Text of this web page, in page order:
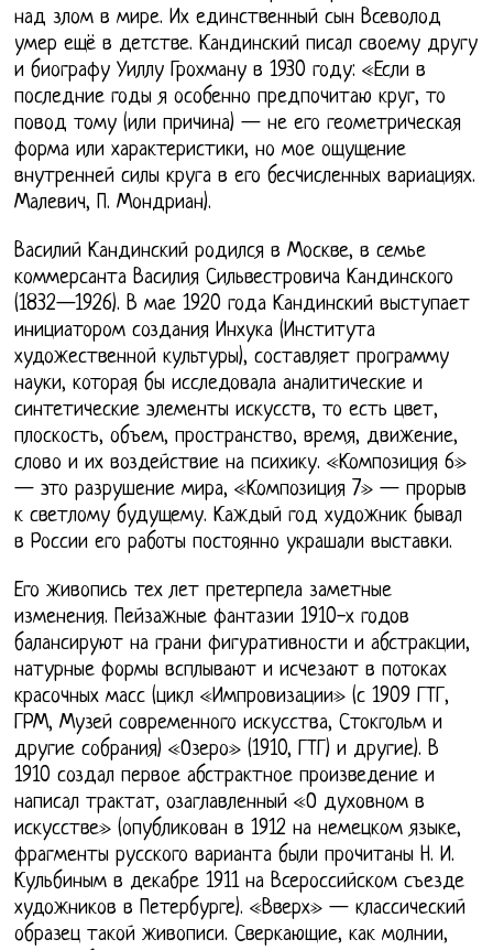
над злом в мире. Их единственный сын Всеволод
умер ещё в детстве. Кандинский писал своему другу
и биографу Уиллу Грохману в 1930 году: «Если в
последние годы я особенно предпочитаю круг, то
повод тому (или причина) — не его геометрическая
форма или характеристики, но мое ощущение
внутренней силы круга в его бесчисленных вариациях.
Малевич, П. Мондриан).
Василий Кандинский родился в Москве, в семье
коммерсанта Василия Сильвестровича Кандинского
(1832—1926). В мае 1920 года Кандинский выступает
инициатором создания Инхука (Института
художественной культуры), составляет программу
науки, которая бы исследовала аналитические и
синтетические элементы искусств, то есть цвет,
плоскость, объем, пространство, время, движение,
слово и их воздействие на психику. «Композиция 6»
— это разрушение мира, «Композиция 7» — прорыв
к светлому будущему. Каждый год художник бывал
в России его работы постоянно украшали выставки.
Его живопись тех лет претерпела заметные
изменения. Пейзажные фантазии 1910-х годов
балансируют на грани фигуративности и абстракции,
натурные формы всплывают и исчезают в потоках
красочных масс (цикл «Импровизации» (с 1909 ГТГ,
ГРМ, Музей современного искусства, Стокгольм и
другие собрания) «Озеро» (1910, ГТГ) и другие). В
1910 создал первое абстрактное произведение и
написал трактат, озаглавленный «О духовном в
искусстве» (опубликован в 1912 на немецком языке,
фрагменты русского варианта были прочитаны Н. И.
Кульбиным в декабре 1911 на Всероссийском съезде
художников в Петербурге). «Вверх» — классический
образец такой живописи. Сверкающие, как молнии,